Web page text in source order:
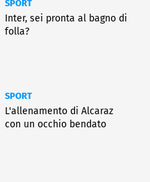
SPORT
Inter, sei pronta al bagno di
folla?
SPORT
L'allenamento di Alcaraz
con un occhio bendato